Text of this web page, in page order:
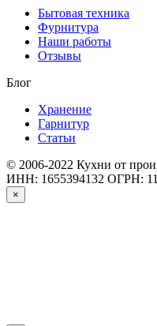
Бытовая техника
Фурнитура
Наши работы
Отзывы
Блог
Хранение
Гарнитур
Статьи
© 2006-2022 Кухни от
ИНН: 1655394132 ОГРН:
×